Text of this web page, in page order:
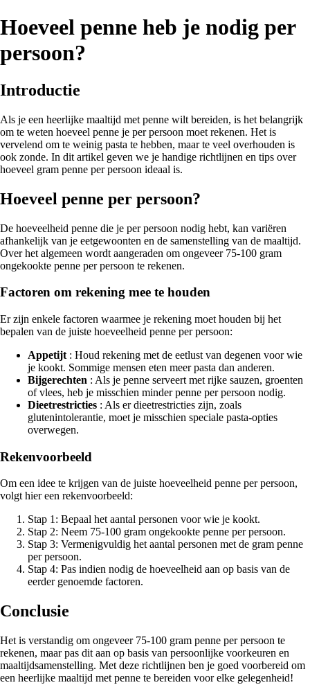
Hoeveel penne heb je nodig per
persoon?
Introductie
Als je een heerlijke maaltijd met penne wilt bereiden, is het belangrijk
om te weten hoeveel penne je per persoon moet rekenen. Het is
vervelend om te weinig pasta te hebben, maar te veel overhouden is
ook zonde. In dit artikel geven we je handige richtlijnen en tips over
hoeveel gram penne per persoon ideaal is.
Hoeveel penne per persoon?
De hoeveelheid penne die je per persoon nodig hebt, kan variëren
afhankelijk van je eetgewoonten en de samenstelling van de maaltijd.
Over het algemeen wordt aangeraden om ongeveer 75-100 gram
ongekookte penne per persoon te rekenen.
Factoren om rekening mee te houden
Er zijn enkele factoren waarmee je rekening moet houden bij het
bepalen van de juiste hoeveelheid penne per persoon:
Appetijt : Houd rekening met de eetlust van degenen voor wie
je kookt. Sommige mensen eten meer pasta dan anderen.
Bijgerechten : Als je penne serveert met rijke sauzen, groenten
of vlees, heb je misschien minder penne per persoon nodig.
Dieetrestricties : Als er dieetrestricties zijn, zoals
glutenintolerantie, moet je misschien speciale pasta-opties
overwegen.
Rekenvoorbeeld
Om een idee te krijgen van de juiste hoeveelheid penne per persoon,
volgt hier een rekenvoorbeeld:
Stap 1: Bepaal het aantal personen voor wie je kookt.
Stap 2: Neem 75-100 gram ongekookte penne per persoon.
Stap 3: Vermenigvuldig het aantal personen met de gram penne
per persoon.
Stap 4: Pas indien nodig de hoeveelheid aan op basis van de
eerder genoemde factoren.
Conclusie
Het is verstandig om ongeveer 75-100 gram penne per persoon te
rekenen, maar pas dit aan op basis van persoonlijke voorkeuren en
maaltijdsamenstelling. Met deze richtlijnen ben je goed voorbereid om
een heerlijke maaltijd met penne te bereiden voor elke gelegenheid!